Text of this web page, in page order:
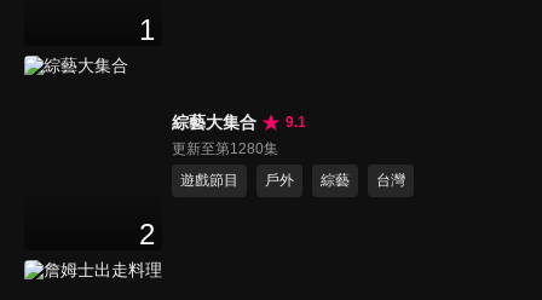
1
2
綜藝大集合
9.1
更新至第1280集
遊戲節目
戶外 綜藝 台灣